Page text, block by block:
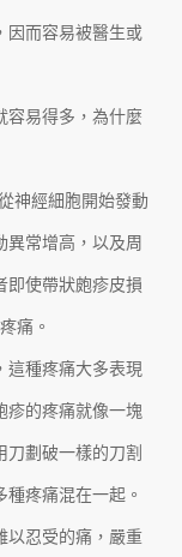
因而容易被醫生或
容易得多，為什麼
神經細胞開始發動
異常增高，以及周
即使帶狀皰疹皮損
痛。
這種疼痛大多表現
疹的疼痛就像一塊
刀劃破一樣的刀割
疼痛混在一起。
以忍受的痛，嚴重